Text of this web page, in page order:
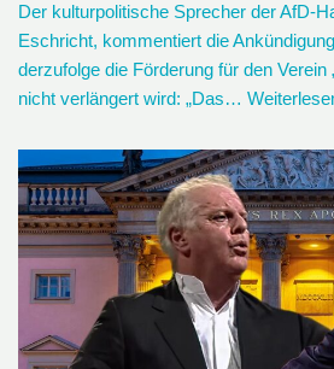
Der kulturpolitische Sprecher der AfD-
Eschricht, kommentiert die
derzufolge die Förderung für den Verein
nicht verlängert wird: „Das…